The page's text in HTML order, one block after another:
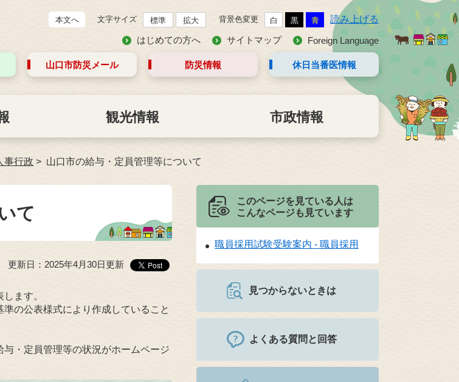
本文へ 文字サイズ 標準 拡大 背景色変更 白 黒 青 読み上げる
はじめての方へ サイトマップ Foreign Language
山口市防災 メール 防災情報 休日当番医情報
観光情報 市政情報
事行政 山口市の給与・定員管理等について
て
更新日：2025年4月30日更新
ます。
の公表様式により作成していること
・定員管理等の状況がホームページ
このページを見ている人は
こんなページも見ています
職員採用試験受験案内 - 職員採用
見つからないときは
よくある質問と回答